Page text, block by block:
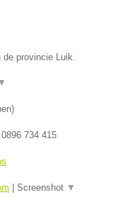
de provincie Luik.
▼
)
734 415
Screenshot ▼